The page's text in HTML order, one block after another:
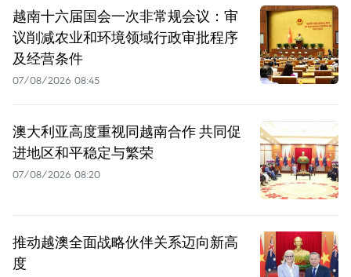
越南十六届国会一次非常规会议：审
议削减农业和环境领域行政审批程序
及经营条件
07/08/2026 08:45
澳大利亚高度重视同越南合作 共同促
进地区和平稳定与繁荣
07/08/2026 08:20
推动越澳全面战略伙伴关系迈向新高
度